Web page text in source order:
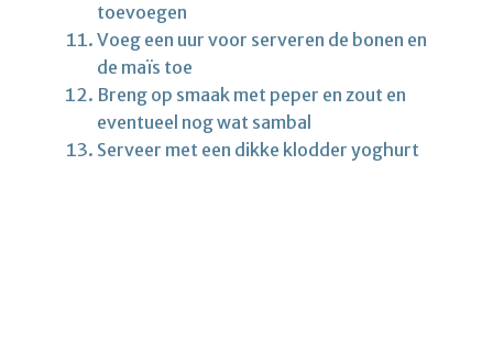
toevoegen
Voeg een uur voor serveren de bonen en
de maïs toe
Breng op smaak met peper en zout en
eventueel nog wat sambal
Serveer met een dikke klodder yoghurt